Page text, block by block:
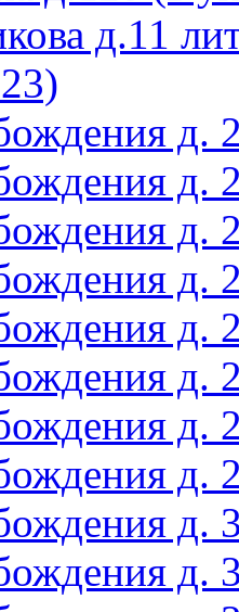
д.11
д.
д.
д.
д.
д.
д.
д.
д.
д.
д.